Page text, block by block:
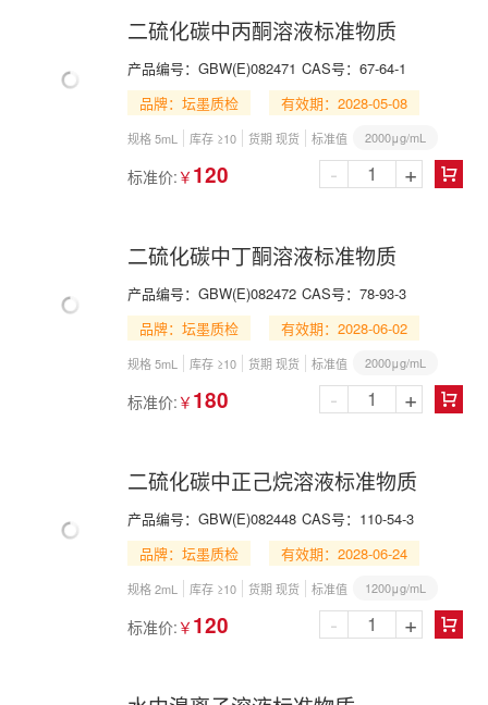
二硫化碳中丙酮溶液标准物质
产品编号： GBW(E)082471 CAS号： 67-64-1
品牌：坛墨质检
有效期：2028-05-08
规格 5mL 库存 ≥10 货期 现货 标准值 2000μg/mL
标准价: ￥ 120 
- +
二硫化碳中丁酮溶液标准物质
产品编号： GBW(E)082472 CAS号： 78-93-3
品牌：坛墨质检
有效期：2028-06-02
规格 5mL 库存 ≥10 货期 现货 标准值 2000μg/mL
标准价: ￥ 180 
- +
二硫化碳中正己烷溶液标准物质
产品编号： GBW(E)082448 CAS号： 110-54-3
品牌：坛墨质检
有效期：2028-06-24
规格 2mL 库存 ≥10 货期 现货 标准值 1200μg/mL
标准价: ￥ 120 
- +